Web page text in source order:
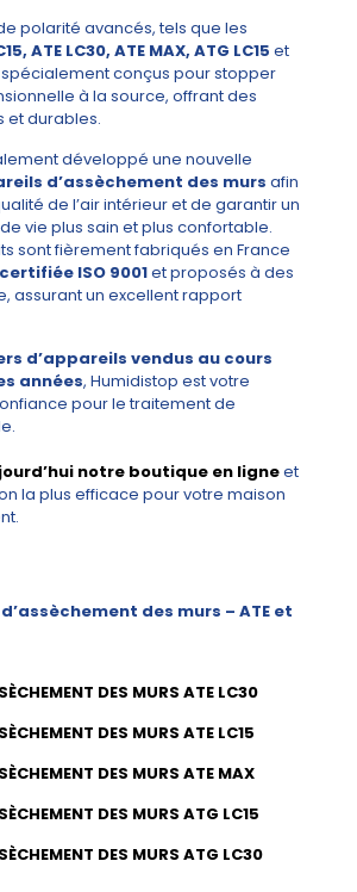
polarité avancés, tels que les
ATE LC30, ATE MAX, ATG LC15 et
spécialement conçus pour stopper
à la source, offrant des
et durables.
développé une nouvelle
d’assèchement des murs afin
de l’air intérieur et de garantir un
vie plus sain et plus confortable.
sont fièrement fabriqués en France
certifiée ISO 9001et proposés à des
assurant un excellent rapport
d’appareils vendus au cours
années, Humidistop est votre
pour le traitement de
notre boutique en ligneet
la plus efficace pour votre maison
des murs – ATE et
DES MURS ATE LC30
DES MURS ATE LC15
DES MURS ATE MAX
DES MURS ATG LC15
DES MURS ATG LC30